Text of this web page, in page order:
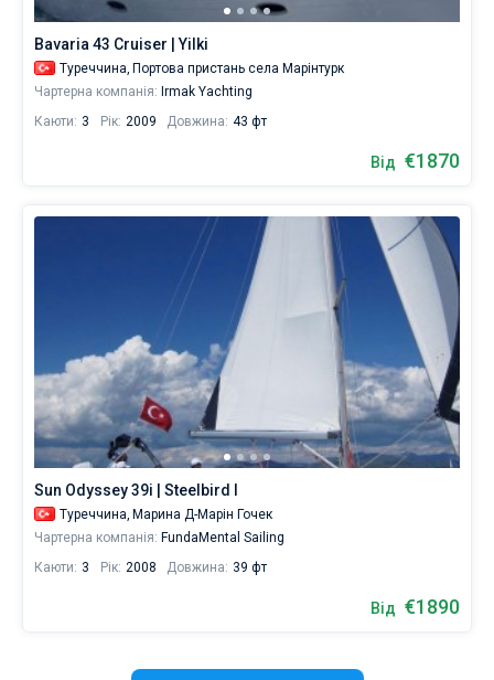
Bavaria 43 Cruiser | Yilki
Туреччина, Портова пристань села Марінтурк
Чартерна компанія: Irmak Yachting
Каюти: 3 Рік: 2009 Довжина: 43 фт
Від €1870
Sun Odyssey 39i | Steelbird I
Туреччина, Марина Д-Марін Гочек
Чартерна компанія: FundaMental Sailing
Каюти: 3 Рік: 2008 Довжина: 39 фт
Від €1890